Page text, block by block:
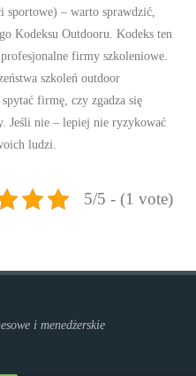
sportowe) – warto sprawdzić,
Kodeksu Outdooru. Kodeks ten
firmy szkoleniowe.
szkoleń outdoor
firmę, czy zgadza się
Jeśli nie – lepiej nie ryzykować
ludzi.
5/5 - (1 vote)
i menedżerskie